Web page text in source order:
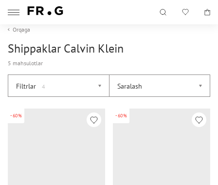
Orqaga
Shippaklar Calvin Klein
5 mahsulotlar
Filtrlar 4 Saralash
-60% -60%